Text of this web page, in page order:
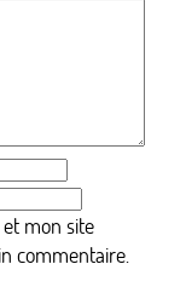
mon site
commentaire.